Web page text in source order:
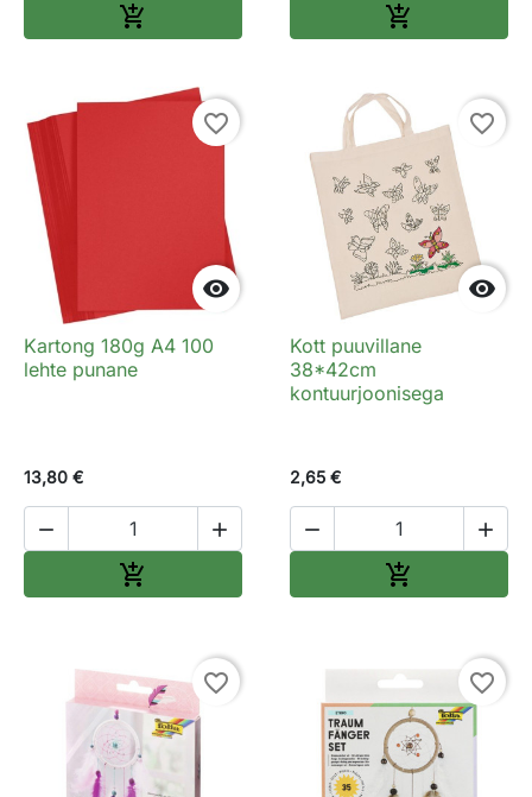
 

favorite_border
Kartong 180g A4 100
lehte punane
13,80 €
 


favorite_border
Kott puuvillane
38*42cm
kontuurjoonisega
2,65 €
 

favorite_border favorite_border